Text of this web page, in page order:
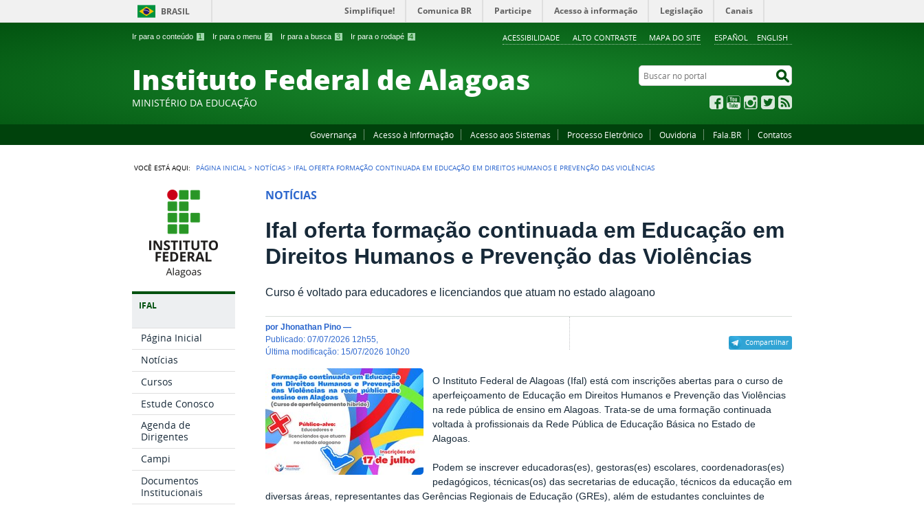
Ir para o conteúdo 1 Ir para o menu 2 Ir para a busca 3 Ir para o rodapé 4 ESPAÑOL ENGLISH
ACESSIBILIDADE ALTO CONTRASTE MAPA DO SITE
BRASIL Simplifique! Comunica BR Participe Acesso à informação Legislação Canais
Instituto Federal de Alagoas
MINISTÉRIO DA EDUCAÇÃO
Buscar no portal
FacebookYouTubeInstagram
Twitter
Governança Acesso à Informação Acesso aos Sistemas Processo Eletrônico Ouvidoria Fala.BR Contatos
VOCÊ ESTÁ AQUI: PÁGINA INICIAL > NOTÍCIAS > IFAL OFERTA FORMAÇÃO CONTINUADA EM EDUCAÇÃO EM DIREITOS HUMANOS E PREVENÇÃO DAS VIOLÊNCIAS
IFAL
Página Inicial
Notícias
Cursos
Estude Conosco
Agenda de
Dirigentes
Campi
Documentos
Institucionais
NOTÍCIAS
Ifal oferta formação continuada em Educação em
Direitos Humanos e Prevenção das Violências
Curso é voltado para educadores e licenciandos que atuam no estado alagoano
Compartilhar
porJhonathan Pino —
publicado:07/07/2026 12h55
última modificação: 15/07/2026 10h20
O Instituto Federal de Alagoas (Ifal) está com inscrições abertas para o curso de
aperfeiçoamento de Educação em Direitos Humanos e Prevenção das Violências
na rede pública de ensino em Alagoas. Trata-se de uma formação continuada
voltada à profissionais da Rede Pública de Educação Básica no Estado de
Alagoas.
Podem se inscrever educadoras(es), gestoras(es) escolares, coordenadoras(es)
pedagógicos, técnicas(os) das secretarias de educação, técnicos da educação em
diversas áreas, representantes das Gerências Regionais de Educação (GREs), além de estudantes concluintes de